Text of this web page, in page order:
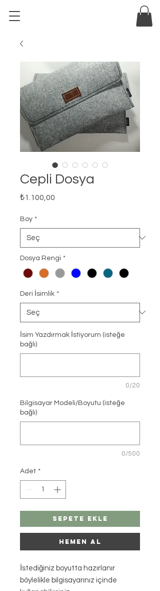
Cepli Dosya
₺1.100,00
Boy *
Dosya Rengi *
Deri İsimlik *
İsim Yazdırmak İstiyorum (isteğe
bağlı)
0/20
Bilgisayar Modeli/Boyutu (isteğe
bağlı)
0/500
Adet *
Sepete Ekle
HEMEN AL
İstediğiniz boyutta hazırlanır
böylelikle bilgisayarınız içinde